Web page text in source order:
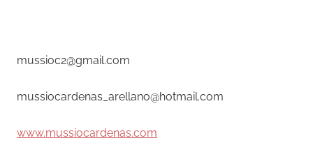
mussioc2@gmail.com
mussiocardenas_arellano@hotmail.com
www.mussiocardenas.com